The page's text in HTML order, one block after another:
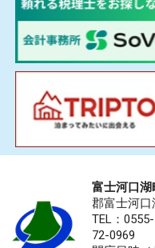
富士河口湖
郡富士河口
TEL：
72-0969